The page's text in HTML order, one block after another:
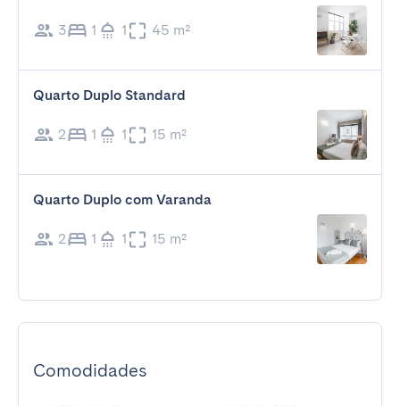
3 1 1 45 m²
Quarto Duplo Standard
2 1 1 15 m²
Quarto Duplo com Varanda
2 1 1 15 m²
Comodidades